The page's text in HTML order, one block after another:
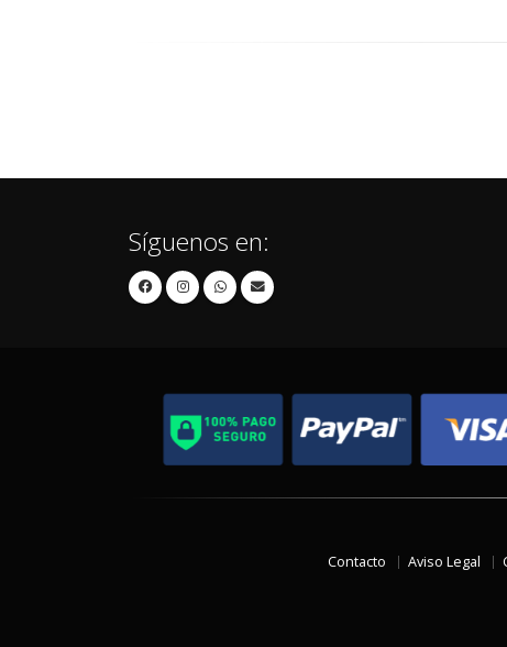
Síguenos en:
Contacto Aviso Legal